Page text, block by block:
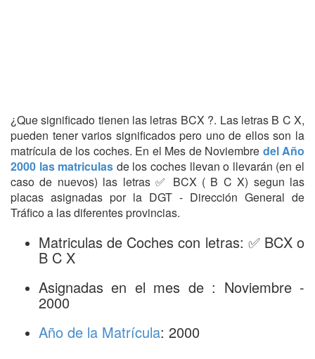
¿Que significado tienen las letras BCX ?. Las letras B C X,
pueden tener varios significados pero uno de ellos son la
matrícula de los coches. En el Mes de Noviembre del Año
2000 las matriculas de los coches llevan o llevarán (en el
caso de nuevos) las letras ✅ BCX ( B C X) segun las
placas asignadas por la DGT - Dirección General de
Tráfico a las diferentes provincias.
Matriculas de Coches con letras: ✅ BCX o
B C X
Asignadas en el mes de : Noviembre -
2000
Año de la Matrícula: 2000